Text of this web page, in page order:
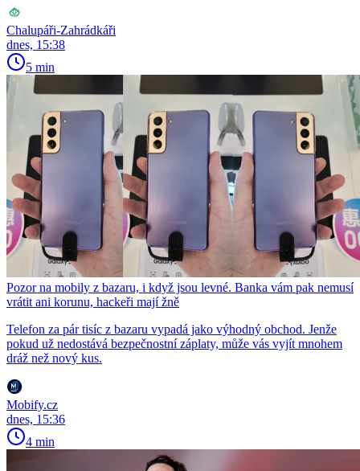
Chalupáři-Zahrádkáři
dnes, 15:38
5 min
Pozor na mobily z bazaru, i když jsou levné. Banka vám pak nemusí
vrátit ani korunu, hackeři mají žně
Telefon za pár tisíc z bazaru vypadá jako výhodný obchod. Jenže
pokud už nedostává bezpečnostní záplaty, může vás vyjít mnohem
dráž než nový kus.
Mobify.cz
dnes, 15:36
4 min